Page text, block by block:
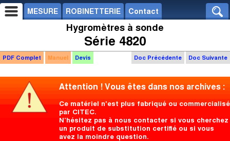
MESURE ROBINETTERIE Contact
Hygromètres à sonde
Série 4820
Doc Précédente Doc Suivante
PDF Complet Manuel Devis
Attention ! Vous êtes dans nos archives :
Ce matériel n'est plus fabriqué ou commercialisé
par CITEC.
N’hésitez pas à nous contacter si vous cherchez
un produit de substitution certifié ou si vous
avez la moindre question.